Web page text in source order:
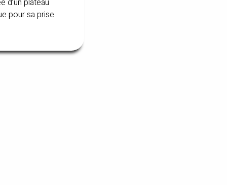
d’un plateau
pour sa prise